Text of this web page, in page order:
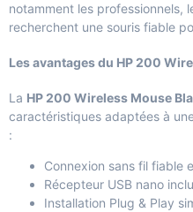
notamment les professionnels,
recherchent une souris fiable
Les avantages du HP 200
La HP 200 Wireless Mouse
caractéristiques adaptées à
:
Connexion sans fil fiable
Récepteur USB nano
Installation Plug & Play